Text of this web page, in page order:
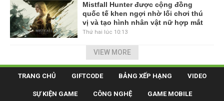
Mistfall Hunter được cộng đồng
quốc tế khen ngợi nhờ lối chơi thú
vị và tạo hình nhân vật nữ hợp mắt
Thứ hai lúc 10:13
VIEW MORE
TRANG CHỦ GIFTCODE BẢNG XẾP HẠNG VIDEO
SỰ KIỆN GAME CÔNG NGHỆ GAME MOBILE